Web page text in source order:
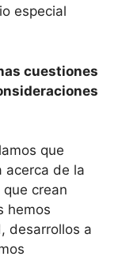
especial
cuestiones
que
acerca de la
crean
hemos
desarrollos a